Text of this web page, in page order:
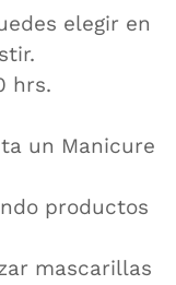
elegir en
hrs.
un Manicure
productos
mascarillas